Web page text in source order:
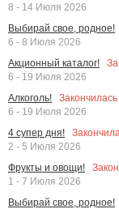
8 - 14 Июля 2026
Выбирай свое, родное!
6 - 8 Июля 2026
Акционный каталог!
6 - 19 Июля 2026
Алкоголь!
Закончилась
6 - 19 Июля 2026
4 супер дня!
2 - 5 Июля 2026
Фрукты и овощи!
1 - 7 Июля 2026
Выбирай свое, родное!